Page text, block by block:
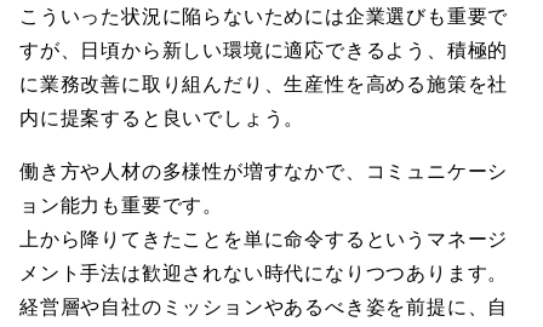
こういった状況に陥らないためには企業選びも重要で
すが、日頃から新しい環境に適応できるよう、積極的
に業務改善に取り組んだり、生産性を高める施策を社
内に提案すると良いでしょう。
働き方や人材の多様性が増すなかで、コミュニケーシ
ョン能力も重要です。
上から降りてきたことを単に命令するというマネージ
メント手法は歓迎されない時代になりつつあります。
経営層や自社のミッションやあるべき姿を前提に、自